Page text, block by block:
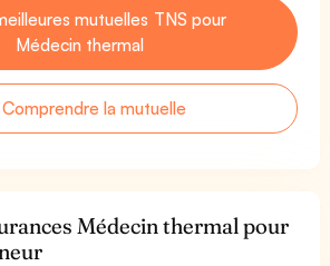
mutuelles TNS pour
Médecin thermal
Comprendre la mutuelle
Médecin thermal pour